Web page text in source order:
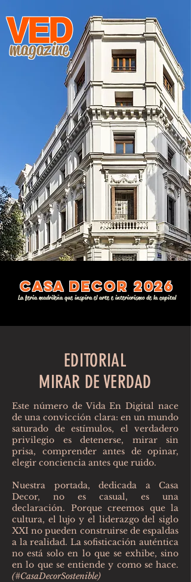
VED
magazine
casa decor 2026
La feria madrileña que inspira el arte e interiorismo de la capital
EDITORIAL
MIRAR DE VERDAD
Este número de Vida En Digital nace
de una convicción clara: en un mundo
saturado de estímulos, el verdadero
privilegio es detenerse, mirar sin
prisa, comprender antes de opinar,
elegir conciencia antes que ruido.
Nuestra portada, dedicada a Casa
Decor, no es casual, es una
declaración. Porque creemos que la
cultura, el lujo y el liderazgo del siglo
XXI no pueden construirse de espaldas
a la realidad. La sofisticación auténtica
no está solo en lo que se exhibe, sino
en lo que se entiende y como se hace.
(#CasaDecorSostenible)